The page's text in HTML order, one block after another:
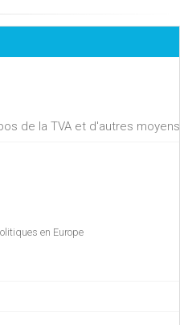
de la TVA et d'autres
en Europe